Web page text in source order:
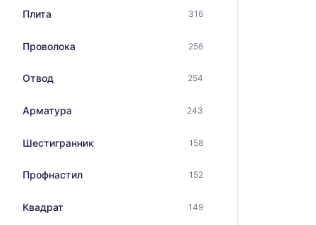
Плита 316
Проволока 256
Отвод 254
Арматура 243
Шестигранник 158
Профнастил 152
Квадрат 149